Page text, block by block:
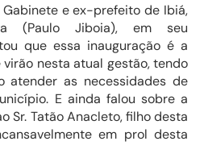
e ex-prefeito de Ibiá,
(Paulo Jiboia), em seu
que essa inauguração é a
nesta atual gestão, tendo
atender as necessidades de
E ainda falou sobre a
Sr. Tatão Anacleto, filho desta
em prol desta